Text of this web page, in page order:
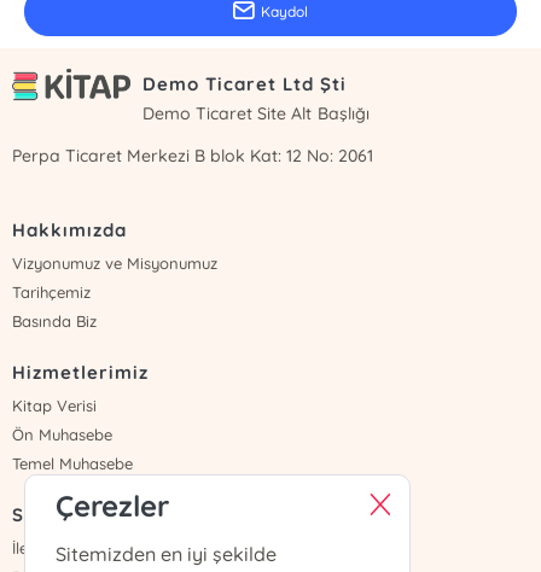
Kaydol
Demo Ticaret Ltd Şti
Demo Ticaret Site Alt Başlığı
Perpa Ticaret Merkezi B blok Kat: 12 No: 2061
Hakkımızda
Vizyonumuz ve Misyonumuz
Tarihçemiz
Basında Biz
Hizmetlerimiz
Kitap Verisi
Ön Muhasebe
Temel Muhasebe
Sayfalar
İletişim
Çerezler
Sitemizden en iyi şekilde